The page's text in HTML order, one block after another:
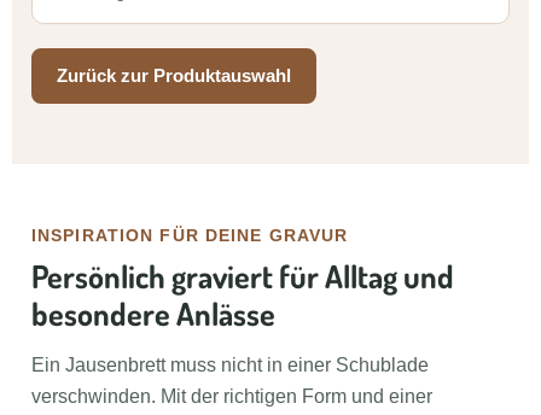
Zurück zur Produktauswahl
INSPIRATION FÜR DEINE GRAVUR
Persönlich graviert für Alltag und
besondere Anlässe
Ein Jausenbrett muss nicht in einer Schublade
verschwinden. Mit der richtigen Form und einer